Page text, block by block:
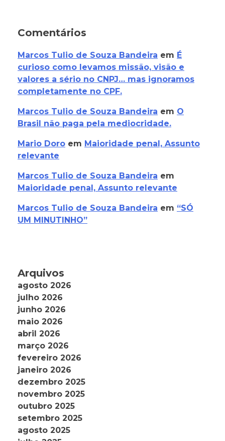
Comentários
Marcos Tulio de Souza Bandeira em É
curioso como levamos missão, visão e
valores a sério no CNPJ… mas ignoramos
completamente no CPF.
Marcos Tulio de Souza Bandeira em O
Brasil não paga pela mediocridade.
Mario Doro em Maioridade penal, Assunto
relevante
Marcos Tulio de Souza Bandeira em
Maioridade penal, Assunto relevante
Marcos Tulio de Souza Bandeira em “SÓ
UM MINUTINHO”
Arquivos
agosto 2026
julho 2026
junho 2026
maio 2026
abril 2026
março 2026
fevereiro 2026
janeiro 2026
dezembro 2025
novembro 2025
outubro 2025
setembro 2025
agosto 2025